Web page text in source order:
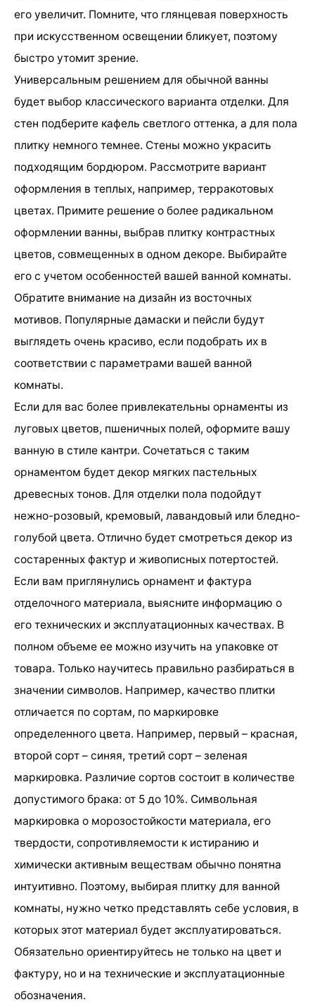
его увеличит. Помните, что глянцевая поверхность
при искусственном освещении бликует, поэтому
быстро утомит зрение.
Универсальным решением для обычной ванны
будет выбор классического варианта отделки. Для
стен подберите кафель светлого оттенка, а для пола
плитку немного темнее. Стены можно украсить
подходящим бордюром. Рассмотрите вариант
оформления в теплых, например, терракотовых
цветах. Примите решение о более радикальном
оформлении ванны, выбрав плитку контрастных
цветов, совмещенных в одном декоре. Выбирайте
его с учетом особенностей вашей ванной комнаты.
Обратите внимание на дизайн из восточных
мотивов. Популярные дамаски и пейсли будут
выглядеть очень красиво, если подобрать их в
соответствии с параметрами вашей ванной
комнаты.
Если для вас более привлекательны орнаменты из
луговых цветов, пшеничных полей, оформите вашу
ванную в стиле кантри. Сочетаться с таким
орнаментом будет декор мягких пастельных
древесных тонов. Для отделки пола подойдут
нежно-розовый, кремовый, лавандовый или бледно-
голубой цвета. Отлично будет смотреться декор из
состаренных фактур и живописных потертостей.
Если вам приглянулись орнамент и фактура
отделочного материала, выясните информацию о
его технических и эксплуатационных качествах. В
полном объеме ее можно изучить на упаковке от
товара. Только научитесь правильно разбираться в
значении символов. Например, качество плитки
отличается по сортам, по маркировке
определенного цвета. Например, первый – красная,
второй сорт – синяя, третий сорт – зеленая
маркировка. Различие сортов состоит в количестве
допустимого брака: от 5 до 10%. Символьная
маркировка о морозостойкости материала, его
твердости, сопротивляемости к истиранию и
химически активным веществам обычно понятна
интуитивно. Поэтому, выбирая плитку для ванной
комнаты, нужно четко представлять себе условия, в
которых этот материал будет эксплуатироваться.
Обязательно ориентируйтесь не только на цвет и
фактуру, но и на технические и эксплуатационные
обозначения.